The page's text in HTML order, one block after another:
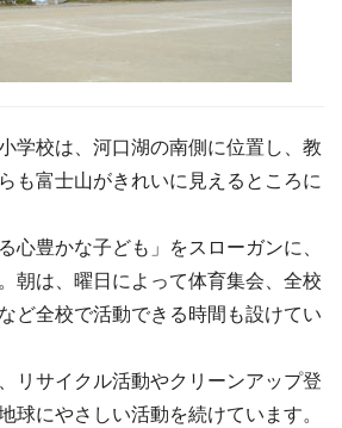
学校は、河口湖の南側に位置し、教
も富士山がきれいに見えるところに
心豊かな子ども」をスローガンに、
朝は、曜日によって体育集会、全校
ど全校で活動できる時間も設けてい
リサイクル活動やクリーンアップ登
球にやさしい活動を続けています。